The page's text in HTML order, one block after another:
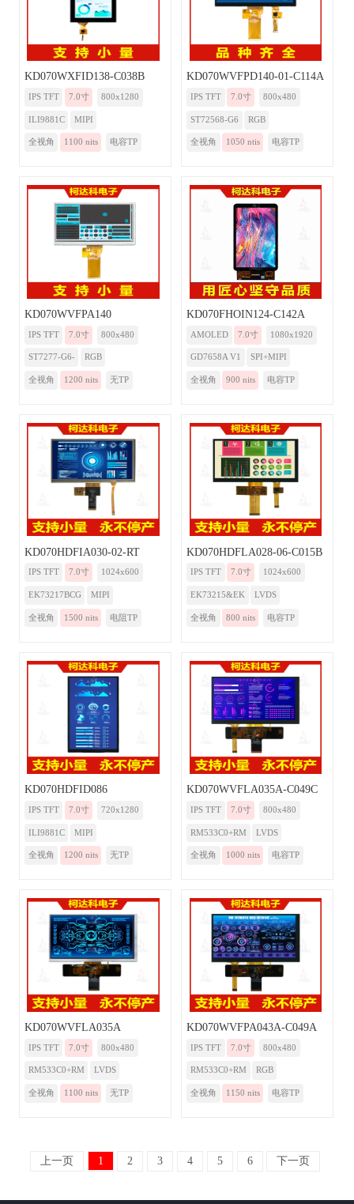
KD070WXFID138-C038B
IPS TFT 7.0寸 800x1280
ILI9881C MIPI
全视角 1100 nits 电容TP
KD070WVFPD140-01-C114A
IPS TFT 7.0寸 800x480
ST72568-G6 RGB
全视角 1050 ntis 电容TP
KD070WVFPA140
IPS TFT 7.0寸 800x480
ST7277-G6- RGB
全视角 1200 nits 无TP
KD070FHOIN124-C142A
AMOLED 7.0寸 1080x1920
GD7658A V1 SPI+MIPI
全视角 900 nits 电容TP
KD070HDFIA030-02-RT
IPS TFT 7.0寸 1024x600
EK73217BCG MIPI
全视角 1500 nits 电阻TP
KD070HDFLA028-06-C015B
IPS TFT 7.0寸 1024x600
EK73215&EK LVDS
全视角 800 nits 电容TP
KD070HDFID086
IPS TFT 7.0寸 720x1280
ILI9881C MIPI
全视角 1200 nits 无TP
KD070WVFLA035A-C049C
IPS TFT 7.0寸 800x480
RM533C0+RM LVDS
全视角 1000 nits 电容TP
KD070WVFLA035A
IPS TFT 7.0寸 800x480
RM533C0+RM LVDS
全视角 1100 nits 无TP
KD070WVFPA043A-C049A
IPS TFT 7.0寸 800x480
RM533C0+RM RGB
全视角 1150 nits 电容TP
上一页 1 2 3 4 5 6 下一页